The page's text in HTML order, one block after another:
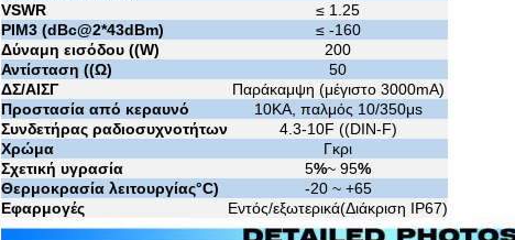
VSWR
≤ 1.25
PIM3 (dBc@2*43dBm)
≤ -160
Δύναμη εισόδου ((W)
200
Αντίσταση ((Ω)
50
ΔΣ/ΑΙΣΓ
Παράκαμψη (μέγιστο 3000mA)
Προστασία από κεραυνό
10KA, παλμός 10/350μs
Συνδετήρας ραδιοσυχνοτήτων
4.3-10F ((DIN-F)
Χρώμα
Γκρι
Σχετική υγρασία
5%~ 95%
Θερμοκρασία λειτουργίας°C)
-20 ~ +65
Εφαρμογές
Εντός/εξωτερικά(Διάκριση IP67)